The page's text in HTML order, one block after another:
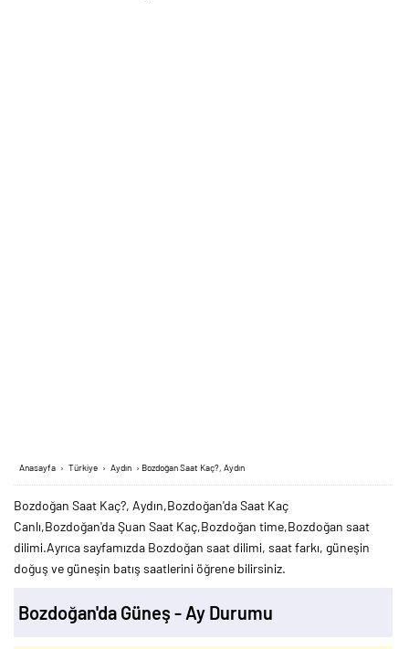
Anasayfa › Türkiye › Aydın › Bozdoğan Saat Kaç?, Aydın
Bozdoğan Saat Kaç?, Aydın,Bozdoğan'da Saat Kaç
Canlı,Bozdoğan'da Şuan Saat Kaç,Bozdoğan time,Bozdoğan saat
dilimi.Ayrıca sayfamızda Bozdoğan saat dilimi, saat farkı, güneşin
doğuş ve güneşin batış saatlerini öğrene bilirsiniz.
Bozdoğan'da Güneş - Ay Durumu